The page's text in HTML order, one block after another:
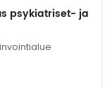
psykiatriset- ja